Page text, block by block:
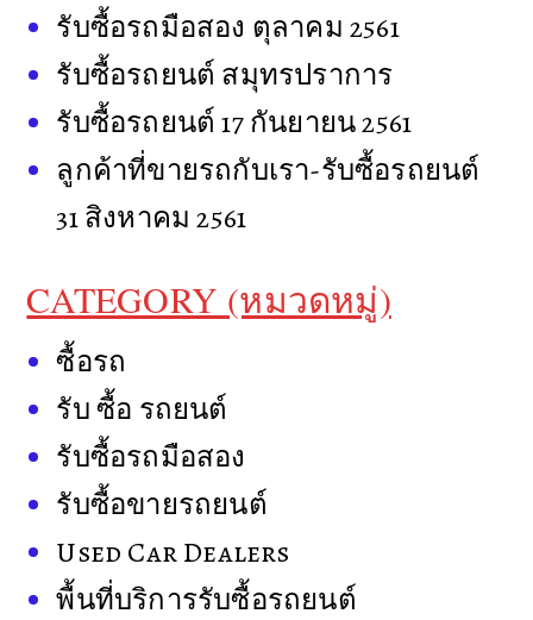
รับซื้อรถมือสอง ตุลาคม 2561
รับซื้อรถยนต์ สมุทรปราการ
รับซื้อรถยนต์ 17 กันยายน 2561
ลูกค้าที่ขายรถกับเรา-รับซื้อรถยนต์
31 สิงหาคม 2561
CATEGORY (หมวดหมู่)
ซื้อรถ
รับ ซื้อ รถยนต์
รับซื้อรถมือสอง
รับซื้อขายรถยนต์
Used Car Dealers
พื้นที่บริการรับซื้อรถยนต์